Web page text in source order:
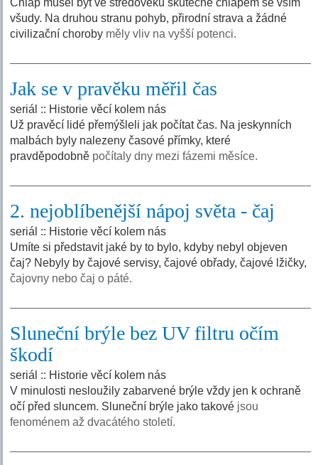
Chlap musel být ve středověku skutečně chlapem se vším
všudy. Na druhou stranu pohyb, přirodní strava a žádné
civilizační choroby měly vliv na vyšší potenci.
Jak se v pravěku měřil čas
seriál :: Historie věcí kolem nás
Už pravěcí lidé přemýšleli jak počítat čas. Na jeskynních
malbách byly nalezeny časové přímky, které
pravděpodobně počítaly dny mezi fázemi měsíce.
2. nejoblíbenější nápoj světa - čaj
seriál :: Historie věcí kolem nás
Umíte si představit jaké by to bylo, kdyby nebyl objeven
čaj? Nebyly by čajové servisy, čajové obřady, čajové lžičky,
čajovny nebo čaj o páté.
Sluneční brýle bez UV filtru očím
škodí
seriál :: Historie věcí kolem nás
V minulosti nesloužily zabarvené brýle vždy jen k ochraně
očí před sluncem. Sluneční brýle jako takové jsou
fenoménem až dvacátého století.